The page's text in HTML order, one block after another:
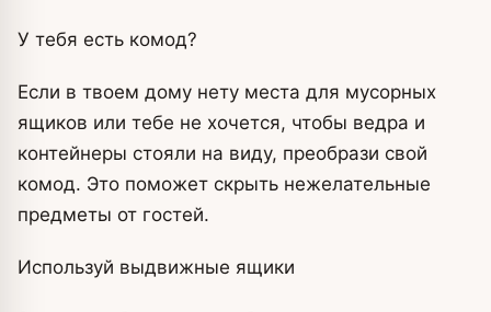
У тебя есть комод?
Если в твоем дому нету места для мусорных
ящиков или тебе не хочется, чтобы ведра и
контейнеры стояли на виду, преобрази свой
комод. Это поможет скрыть нежелательные
предметы от гостей.
Используй выдвижные ящики